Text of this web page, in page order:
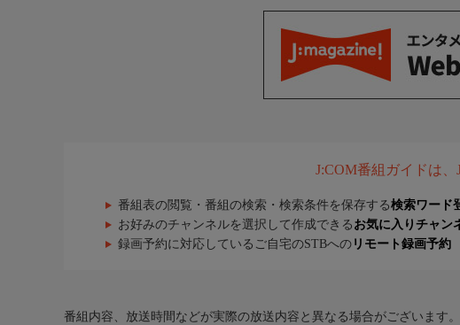
J:COM番組ガイドは
番組表の閲覧・番組の検索・検索条件を保存する検索ワード
お好みのチャンネルを選択して作成できる お気に入りチャン
録画予約に対応しているご自宅のSTBへの リモート録画予約
番組内容、放送時間などが実際の放送内容と異なる場合がございます。